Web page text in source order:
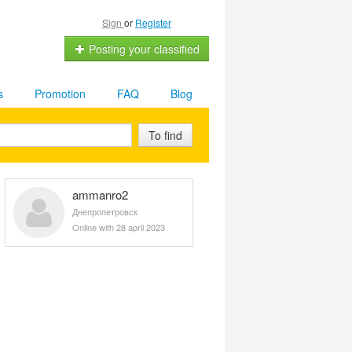
Sign or Register
Posting your classified
Blog
FAQ
Promotion
To find
ammanro2
Днепропетровск
Online with 28 april 2023